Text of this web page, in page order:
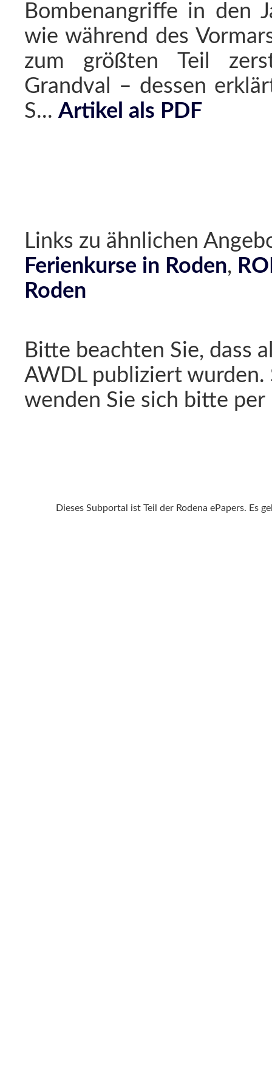
Bombenangriffe in den
wie während des
zum größten Teil
Grandval – dessen
S... Artikel als PDF
Links zu ähnlichen
Ferienkurse in Roden,
Roden
Bitte beachten Sie, dass
AWDL publiziert wurden.
wenden Sie sich bitte
Dieses Subportal ist Teil der Rodena ePapers. Es